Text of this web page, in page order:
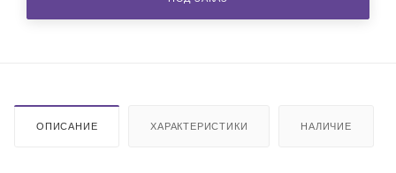
ОПИСАНИЕ ХАРАКТЕРИСТИКИ НАЛИЧИЕ